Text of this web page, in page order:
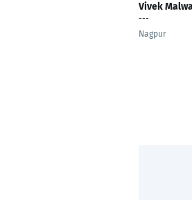
Vivek
---
Nagpur